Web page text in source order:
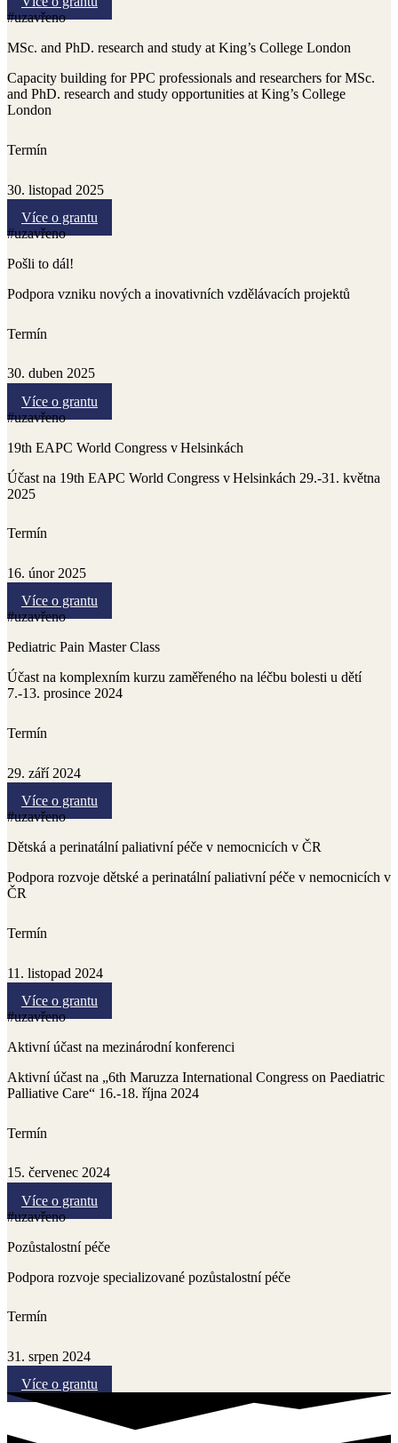
#uzavřeno
MSc. and PhD. research and study at King’s College London
Capacity building for PPC professionals and researchers for MSc.
and PhD. research and study opportunities at King’s College
London
Termín
30. listopad 2025
Více o grantu
#uzavřeno
Pošli to dál!
Podpora vzniku nových a inovativních vzdělávacích projektů
Termín
30. duben 2025
Více o grantu
#uzavřeno
19th EAPC World Congress v Helsinkách
Účast na 19th EAPC World Congress v Helsinkách 29.-31. května
2025
Termín
16. únor 2025
Více o grantu
#uzavřeno
Pediatric Pain Master Class
Účast na komplexním kurzu zaměřeného na léčbu bolesti u dětí
7.-13. prosince 2024
Termín
29. září 2024
Více o grantu
#uzavřeno
Dětská a perinatální paliativní péče v nemocnicích v ČR
Podpora rozvoje dětské a perinatální paliativní péče v nemocnicích v
ČR
Termín
11. listopad 2024
Více o grantu
#uzavřeno
Aktivní účast na mezinárodní konferenci
Aktivní účast na „6th Maruzza International Congress on Paediatric
Palliative Care“ 16.-18. října 2024
Termín
15. červenec 2024
Více o grantu
#uzavřeno
Pozůstalostní péče
Podpora rozvoje specializované pozůstalostní péče
Termín
31. srpen 2024
Více o grantu